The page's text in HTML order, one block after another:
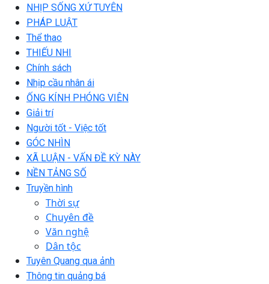
NHỊP SỐNG XỨ TUYÊN
PHÁP LUẬT
Thể thao
THIẾU NHI
Chính sách
Nhịp cầu nhân ái
ỐNG KÍNH PHÓNG VIÊN
Giải trí
Người tốt - Việc tốt
GÓC NHÌN
XÃ LUẬN - VẤN ĐỀ KỲ NÀY
NỀN TẢNG SỐ
Truyền hình
Thời sự
Chuyên đề
Văn nghệ
Dân tộc
Tuyên Quang qua ảnh
Thông tin quảng bá